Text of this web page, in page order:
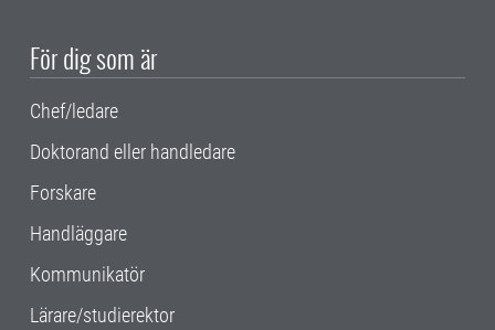
För dig som är
Chef/ledare
Doktorand eller handledare
Forskare
Handläggare
Kommunikatör
Lärare/studierektor